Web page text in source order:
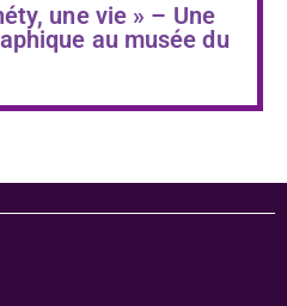
une vie » – Une
au musée du